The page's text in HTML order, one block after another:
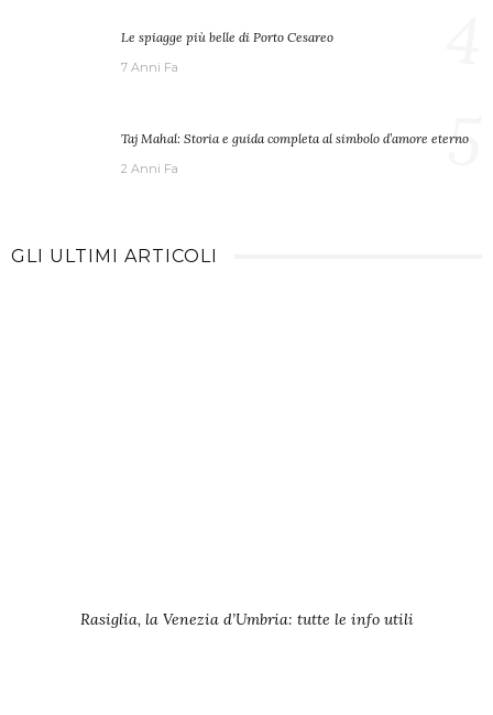
Le spiagge più belle di Porto Cesareo
7 Anni Fa
Taj Mahal: Storia e guida completa al simbolo d’amore eterno
2 Anni Fa 5
GLI ULTIMI ARTICOLI
Rasiglia, la Venezia d’Umbria: tutte le info utili